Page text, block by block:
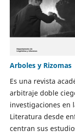
Arboles y Rizomas
Es una revista
arbitraje doble
investigaciones en
Literatura desde
centran sus